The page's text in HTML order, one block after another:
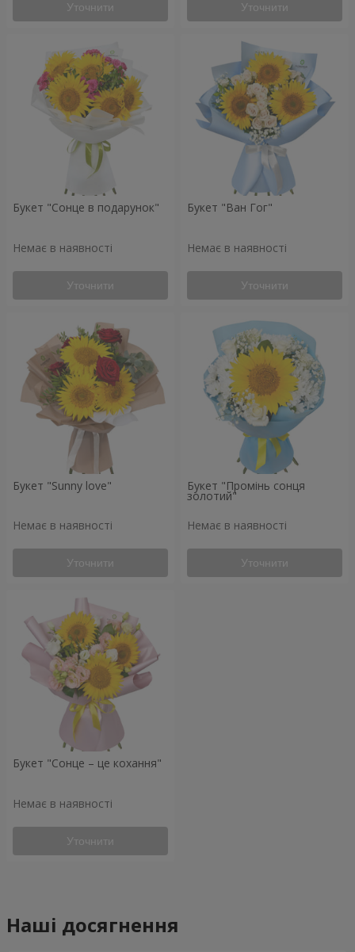
Уточнити Уточнити
Букет "Сонце в подарунок"
Немає в наявності
Уточнити
Букет "Ван Гог"
Немає в наявності
Уточнити
Букет "Sunny love"
Немає в наявності
Уточнити
Букет "Промінь сонця
золотий"
Немає в наявності
Уточнити
Букет "Сонце – це кохання"
Немає в наявності
Уточнити
Наші досягнення